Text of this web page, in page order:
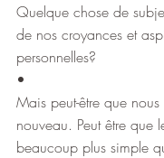
Quelque chose de
de nos croyances et
personnelles?
•
Mais peut-être que
nouveau. Peut être que
beaucoup plus simple